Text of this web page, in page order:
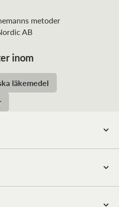
metoder
AB
inom
läkemedel
Practice) i egen
principer. Homeopatiska